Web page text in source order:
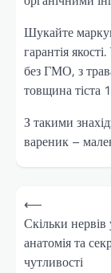
Шукайте
гарантія
без ГМО, з
товщина тіста
З такими
вареник –
Навігація
записів
⟵
Скільки нервів
анатомія та
чутливості